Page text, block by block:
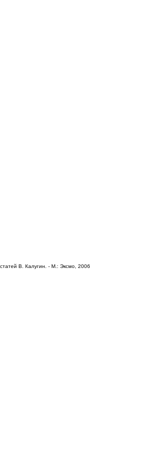
В. Калугин. - М.: Эксмо, 2006